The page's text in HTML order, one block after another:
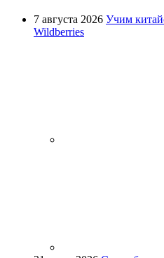
7 августа 2026 Учим
Wildberries